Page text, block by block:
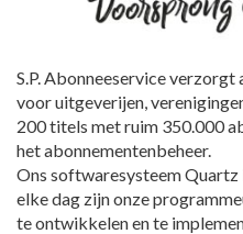
S.P. Abonneeservice
voor uitgeverijen,
200 titels met ruim 350.000
het abonnementenbeheer.
Ons softwaresysteem Quartz
elke dag zijn onze
te ontwikkelen en te